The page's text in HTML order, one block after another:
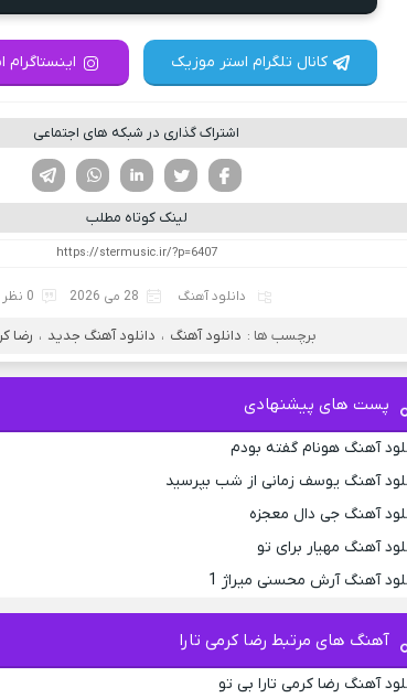
کانال تلگرام استر موزیک
اشتراک گذاری در شبکه های اجتماعی
لینکدین تویتر
فیسوک
لینک کوتاه مطلب
دانلود آهنگ 28 می 2026 0 نظر
برچسب ها : دانلود آهنگ ، دانلود آهنگ جدید ، رضا
پست های پیشنهادی
آهنگ هونام گفته بودم
آهنگ یوسف زمانی از شب بپرسید
آهنگ جی دال معجزه
آهنگ مهیار برای تو
آهنگ آرش محسنی میراژ 1
آهنگ های مرتبط رضا کرمی تارا
آهنگ رضا کرمی تارا بی تو